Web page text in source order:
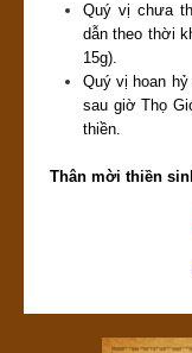
Quý vị chưa
dẫn theo thời
15g).
Quý vị hoan
sau giờ Thọ
thiền.
Thân mời thiền